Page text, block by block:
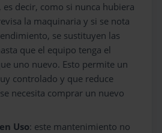
decir, como si nunca hubiera
la maquinaria y si se nota
se sustituyen las
que el equipo tenga el
uno nuevo. Esto permite un
controlado y que reduce
necesita comprar un nuevo
Uso: este mantenimiento no